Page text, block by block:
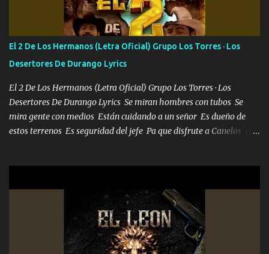
repleta de presidentes la bolsa estoy en mi pic si no se han dado
cuenta chequeen gráficas del kitch
El 2 De Los Hermanos (Letra Oficial) Grupo Los Torres · Los
Desertores De Durango Lyrics
El 2 De Los Hermanos (Letra Oficial) Grupo Los Torres · Los
Desertores De Durango Lyrics Se miran hombres con tubos Se
mira gente con medios Están cuidando a un señor Es dueño de
estos terrenos Es seguridad del jefe Pa que disfrute a Canelos Es
ni tampoco las mujeres porque es platica de grandes por eso hay
que estar alegres doy las instrucciones para atender los deberes
Música Si es que salta algún problema de confianza tengo gente
ahí está el Hombre Cuarenta y también Pariente 7 arreglan
cualquier problema no más es cuestión que ordené NOS HACE